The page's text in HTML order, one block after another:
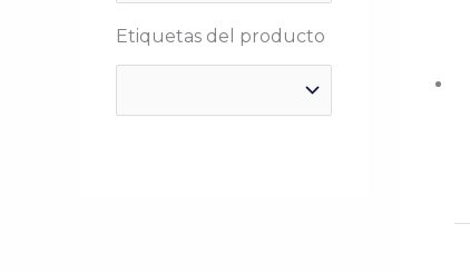
Etiquetas del producto